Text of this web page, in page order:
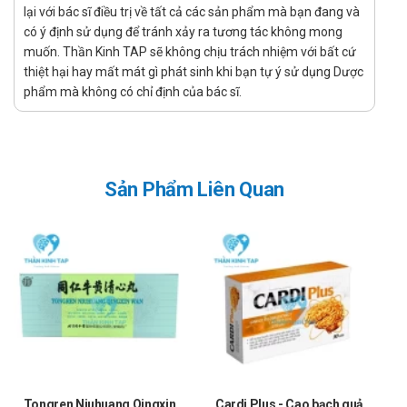
mặt, mất ngủ, rối loạn tiền đình.
Người có nguy cơ tai biến mạch máu não do tắc mạch.
Hướng dẫn sử dụng
Liều dùng:
thuốc (có thể sử dụng 2 viên/ngày).
Sản phẩm dùng đường uống.
Chống chỉ định
Không dùng cho người bệnh mẫn cảm với bất kỳ thành phần
nào của sản phẩm.
Không dùng cho người mắc hội chứng máu chậm đông, người
người trong cơn tăng huyết áp cấp, xuất huyết não, người
lại với bác sĩ điều trị về tất cả các sản phẩm mà bạn đang và
có ý định sử dụng để tránh xảy ra tương tác không mong
muốn. Thần Kinh TAP sẽ không chịu trách nhiệm với bất cứ
thiệt hại hay mất mát gì phát sinh khi bạn tự ý sử dụng Dược
phẩm mà không có chỉ định của bác sĩ.
Sản Phẩm Liên Quan